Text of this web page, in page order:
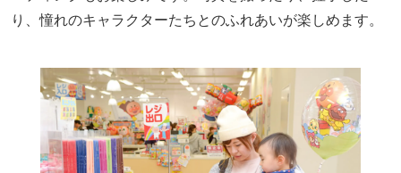
り、憧れのキャラクターたちとのふれあいが楽しめます。